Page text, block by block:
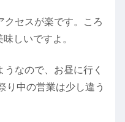
クセスが楽です。ころ
しいですよ。
なので、お昼に行く
り中の営業は少し違う